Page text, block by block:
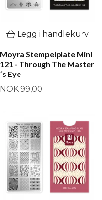
Legg i handlekurv
Moyra Stempelplate Mini
121 - Through The Master
´s Eye
NOK 99,00